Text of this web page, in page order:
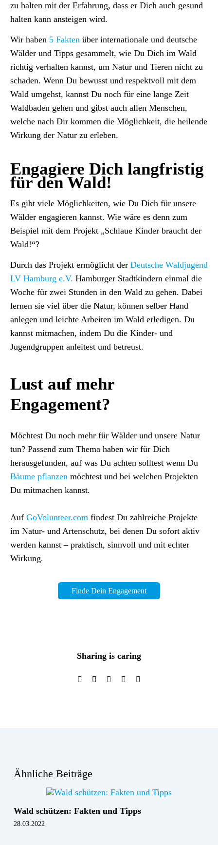
zu halten mit der Erfahrung, dass er Dich auch gesund
halten kann ansteigen wird.
Wir haben 5 Fakten über internationale und deutsche
Wälder und Tipps gesammelt, wie Du Dich im Wald
richtig verhalten kannst, um Natur und Tieren nicht zu
schaden. Wenn Du bewusst und respektvoll mit dem
Wald umgehst, kannst Du noch für eine lange Zeit
Waldbaden gehen und gibst auch allen Menschen,
welche nach Dir kommen die Möglichkeit, die heilende
Wirkung der Natur zu erleben.
Engagiere Dich langfristig
für den Wald!
Es gibt viele Möglichkeiten, wie Du Dich für unsere
Wälder engagieren kannst. Wie wäre es denn zum
Beispiel mit dem Projekt „Schlaue Kinder braucht der
Wald!“?
Durch das Projekt ermöglicht der Deutsche Waldjugend
LV Hamburg e.V. Hamburger Stadtkindern einmal die
Woche für zwei Stunden in den Wald zu gehen. Dabei
lernen sie viel über die Natur, können selber Hand
anlegen und leichte Arbeiten im Wald erledigen. Du
kannst mitmachen, indem Du die Kinder- und
Jugendgruppen anleitest und betreust.
Lust auf mehr
Engagement?
Möchtest Du noch mehr für Wälder und unsere Natur
tun? Passend zum Thema haben wir für Dich
herausgefunden, auf was Du achten solltest wenn Du
Bäume pflanzen möchtest und bei welchen Projekten
Du mitmachen kannst.
Auf GoVolunteer.com findest Du zahlreiche Projekte
im Natur- und Artenschutz, bei denen Du sofort aktiv
werden kannst – praktisch, sinnvoll und mit echter
Wirkung.
Finde Dein Engagement
Sharing is caring
Ähnliche Beiträge
Wald schützen: Fakten und Tipps
28.03.2022